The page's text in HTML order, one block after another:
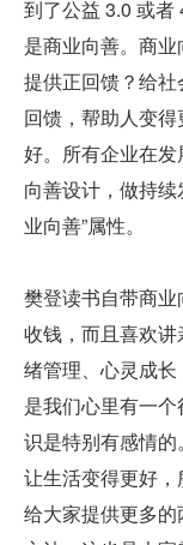
到了公益 3.0 或
是商业向善。商
提供正回馈？给
回馈，帮助人变
好。所有企业在
向善设计，做持
业向善”属性。
樊登读书自带商
收钱，而且喜欢
绪管理、心灵成
是我们心里有一
识是特别有感情的
让生活变得更好
给大家提供更多